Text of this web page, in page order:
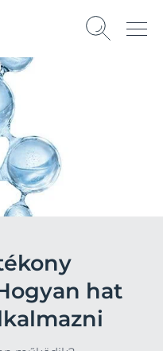
hat